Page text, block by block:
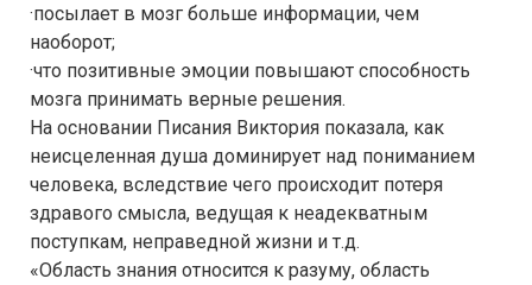
·посылает в мозг больше информации, чем
наоборот;
·что позитивные эмоции повышают способность
мозга принимать верные решения.
На основании Писания Виктория показала, как
неисцеленная душа доминирует над пониманием
человека, вследствие чего происходит потеря
здравого смысла, ведущая к неадекватным
поступкам, неправедной жизни и т.д.
«Область знания относится к разуму, область